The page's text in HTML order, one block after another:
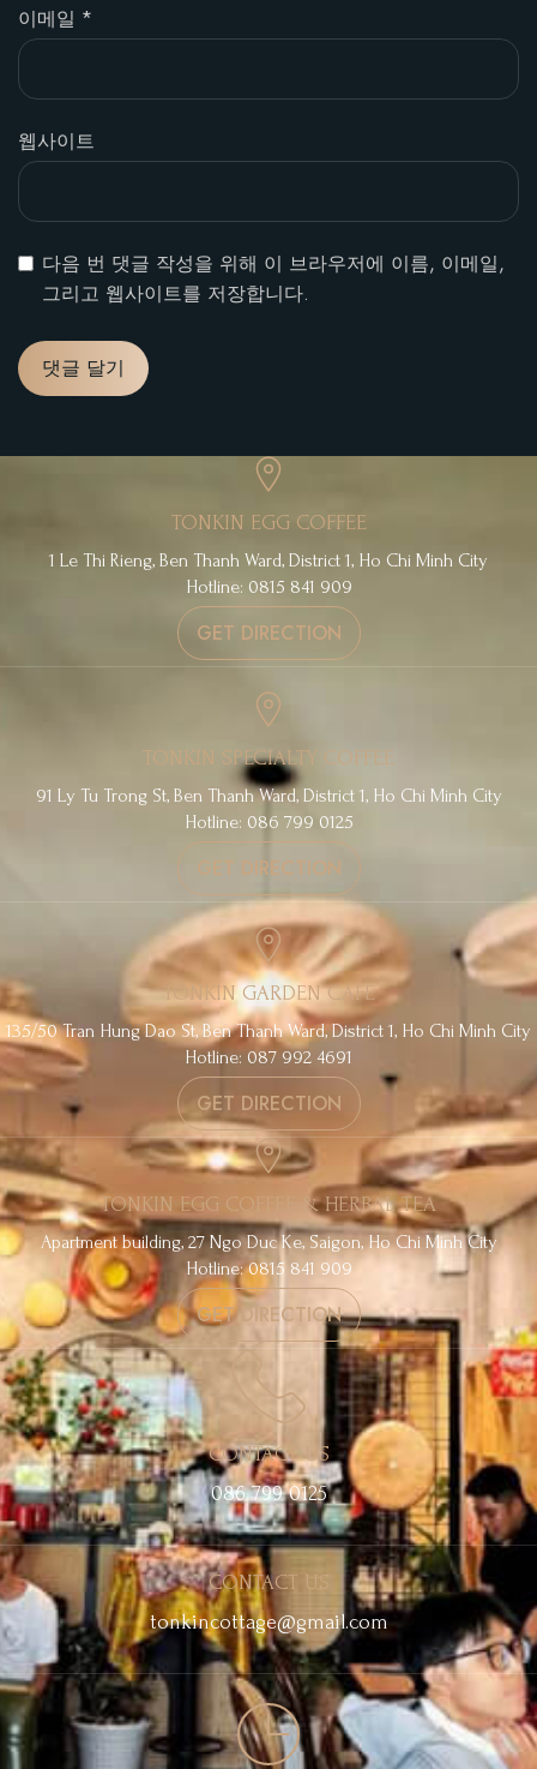
이메일 *
웹사이트
다음 번 댓글 작성을 위해 이 브라우저에 이름, 이메일,
그리고 웹사이트를 저장합니다.
TONKIN EGG COFFEE
1 Le Thi Rieng, Ben Thanh Ward, District 1, Ho Chi Minh City
Hotline: 0815 841 909
GET DIRECTION
TONKIN SPECIALTY COFFEE
91 Ly Tu Trong St, Ben Thanh Ward, District 1, Ho Chi Minh City
Hotline: 086 799 0125
GET DIRECTION
TONKIN GARDEN CAFE
135/50 Tran Hung Dao St, Ben Thanh Ward, District 1, Ho Chi Minh City
Hotline: 087 992 4691
GET DIRECTION
TONKIN EGG COFFEE & HERBAL TEA
Apartment building, 27 Ngo Duc Ke, Saigon, Ho Chi Minh City
Hotline: 0815 841 909
GET DIRECTION
CONTACT US
086 799 0125
CONTACT US
tonkincottage@gmail.com